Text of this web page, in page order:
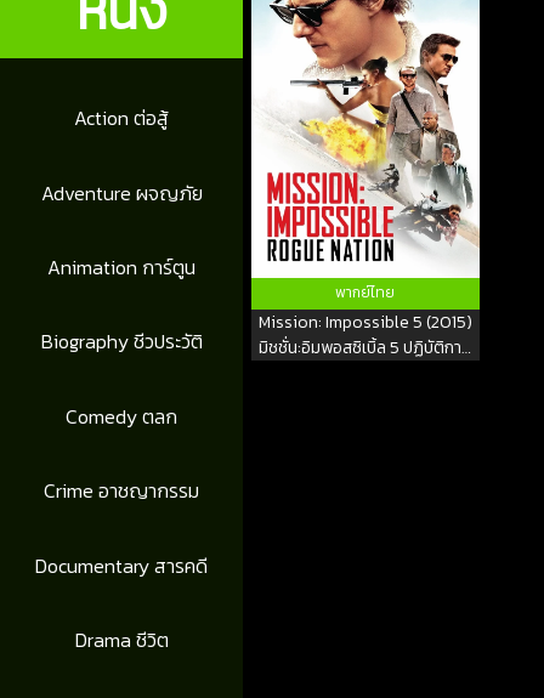
Action ต่อสู้
Adventure ผจญภัย
Animation การ์ตูน
Biography ชีวประวัติ
Comedy ตลก
Crime อาชญากรรม
Documentary สารคดี
Drama ชีวิต
พากย์ไทย
Mission: Impossible 5 (2015)
มิชชั่น:อิมพอสซิเบิ้ล 5 ปฏิบัติการ